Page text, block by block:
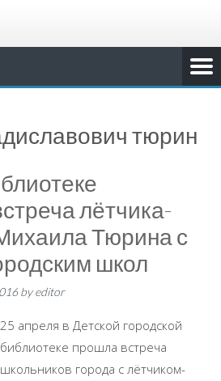
тюрин
лётчика-
Тюрина с
школ
byeditor
25 апреля в Детской городской
библиотеке прошла встреча
школьников города с лётчиком-